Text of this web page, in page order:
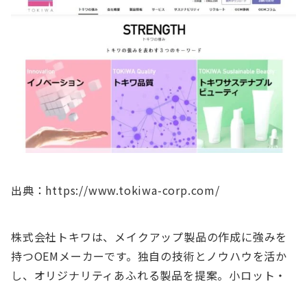
出典：https://www.tokiwa-corp.com/
株式会社トキワは、メイクアップ製品の作成に強みを
持つOEMメーカーです。独自の技術とノウハウを活か
し、オリジナリティあふれる製品を提案。小ロット・